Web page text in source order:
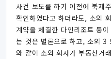
사건 보도를 하기 이전에 북제
확인하였다고 하더라도, 소외
계약을 체결한 다인리조트 둥
는 것은 별론으로 하고, 소외 3
와 같이 소외 회사가 부동산거